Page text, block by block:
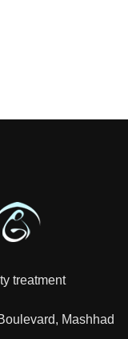
treatment
Mashhad